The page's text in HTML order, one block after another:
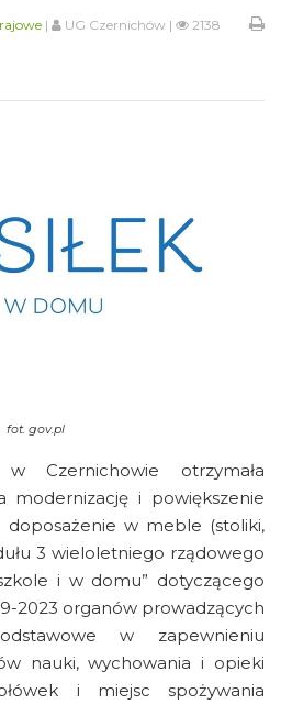
| UG Czernichów | 2138
fot.gov.pl
w Czernichowie otrzymała
modernizację i powiększenie
doposażenie w meble (stoliki,
3 wieloletniego rządowego
i w domu” dotyczącego
2023 organów prowadzących
w zapewnieniu
nauki, wychowania i opieki
i miejsc spożywania